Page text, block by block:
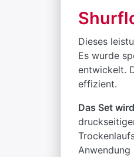
Dieses
Es wurde
entwickelt.
effizient.
Das Set
Anwendung